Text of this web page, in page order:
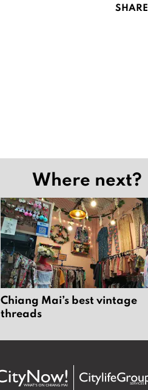
SHARE
Where next?
Chiang Mai’s best vintage
threads